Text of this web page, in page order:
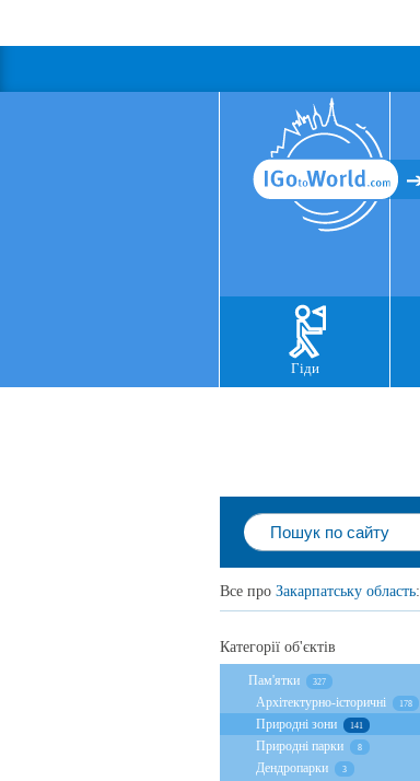
Гіди
Все про Закарпатську область:
Категорії об'єктів
Пам'ятки 327
Архітектурно-історичні 178
Природні зони 141
Природні парки 8
Дендропарки 3